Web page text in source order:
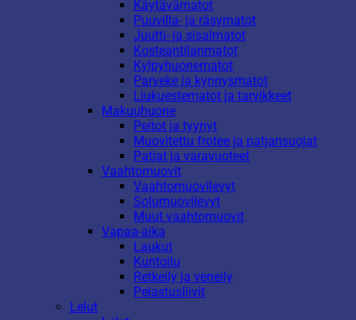
Käytävämatot
Puuvilla- ja räsymatot
Juutti- ja sisalmatot
Kosteantilanmatot
Kylpyhuonematot
Parveke ja kynnysmatot
Liukuestematot ja tarvikkeet
Makuuhuone
Peitot ja tyynyt
Muovitettu frotee ja patjansuojat
Patjat ja varavuoteet
Vaahtomuovit
Vaahtomuovilevyt
Solumuovilevyt
Muut vaahtomuovit
Vapaa-aika
Laukut
Kuntoilu
Retkeily ja veneily
Pelastusliivit
Lelut